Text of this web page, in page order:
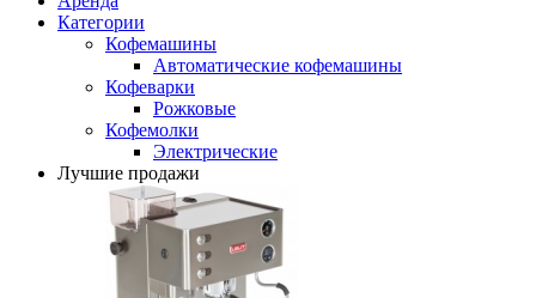
Категории
Кофемашины
Автоматические кофемашины
Кофеварки
Рожковые
Кофемолки
Электрические
Лучшие продажи